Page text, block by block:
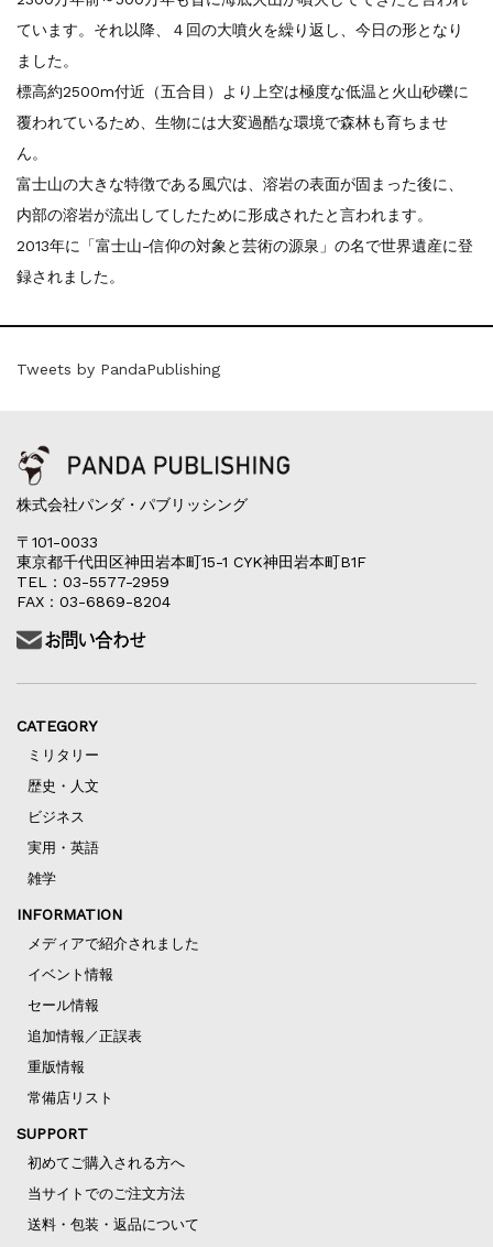
ています。それ以降、４回の大噴火を繰り返し、今日の形となり
ました。
標高約2500m付近（五合目）より上空は極度な低温と火山砂礫に
覆われているため、生物には大変過酷な環境で森林も育ちませ
ん。
富士山の大きな特徴である風穴は、溶岩の表面が固まった後に、
内部の溶岩が流出してしたために形成されたと言われます。
2013年に「富士山-信仰の対象と芸術の源泉」の名で世界遺産に登
録されました。
Tweets by PandaPublishing
株式会社パンダ・パブリッシング
〒101-0033
東京都千代田区神田岩本町15-1 CYK神田岩本町B1F
TEL：03-5577-2959
FAX：03-6869-8204
CATEGORY
ミリタリー
歴史・人文
ビジネス
実用・英語
雑学
INFORMATION
メディアで紹介されました
イベント情報
セール情報
追加情報／正誤表
重版情報
常備店リスト
SUPPORT
初めてご購入される方へ
当サイトでのご注文方法
送料・包装・返品について